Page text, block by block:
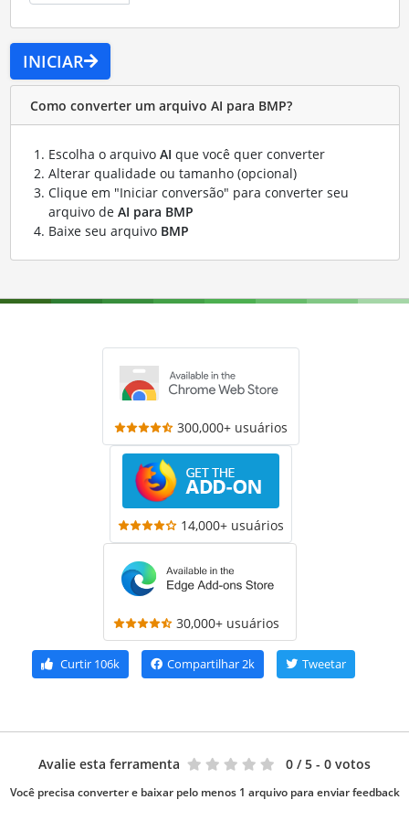
INICIAR
Como converter um arquivo AI para BMP?
Escolha o arquivo AI que você quer converter
Alterar qualidade ou tamanho (opcional)
Clique em "Iniciar conversão" para converter seu
arquivo de AI para BMP
Baixe seu arquivo BMP
300,000+ usuários
14,000+ usuários
30,000+ usuários
Curtir 106k Compartilhar2k Tweetar
Avalie esta ferramenta 0 / 5 - 0 votos
Você precisa converter e baixar pelo menos 1 arquivo para enviar feedback